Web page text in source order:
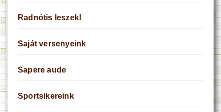
Radnótis leszek!
Saját versenyeink
Sapere aude
Sportsikereink